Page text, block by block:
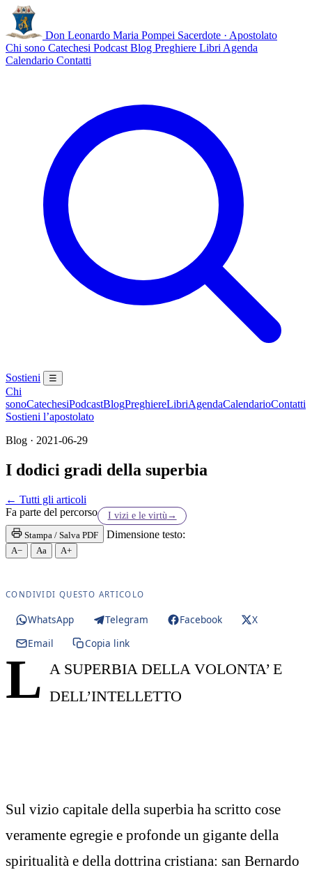
Don Leonardo Maria Pompei Sacerdote · Apostolato
Chi sono Catechesi Podcast Blog Preghiere Libri Agenda
Calendario Contatti
Sostieni ☰
Chi
sonoCatechesiPodcastBlogPreghiereLibriAgendaCalendarioContatti
Sostieni l’apostolato
Blog · 2021-06-29
I dodici gradi della superbia
← Tutti gli articoli
Fa parte del percorso
I vizi e le virtù →
Stampa / Salva PDF
Dimensione testo:
A− Aa A+
CONDIVIDI QUESTO ARTICOLO
WhatsApp Telegram Facebook
X
Email
Copia link
L A SUPERBIA DELLA VOLONTA’ E
DELL’INTELLETTO
Sul vizio capitale della superbia ha scritto cose
veramente egregie e profonde un gigante della
spiritualità e della dottrina cristiana: san Bernardo